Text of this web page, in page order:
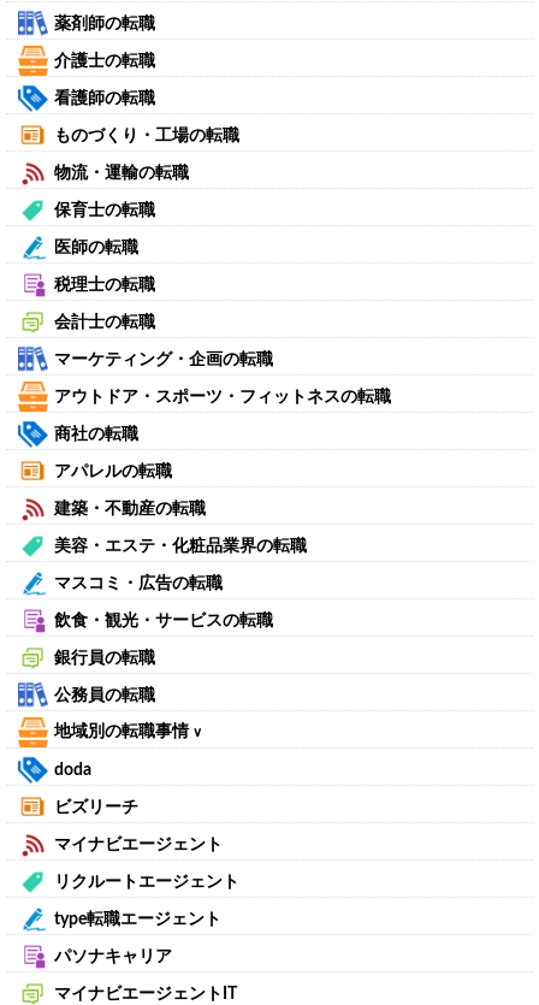
薬剤師の転職
介護士の転職
看護師の転職
ものづくり・工場の転職
物流・運輸の転職
保育士の転職
医師の転職
税理士の転職
会計士の転職
マーケティング・企画の転職
アウトドア・スポーツ・フィットネスの転職
商社の転職
アパレルの転職
建築・不動産の転職
美容・エステ・化粧品業界の転職
マスコミ・広告の転職
飲食・観光・サービスの転職
銀行員の転職
公務員の転職
地域別の転職事情 ∨
doda
ビズリーチ
マイナビエージェント
リクルートエージェント
type転職エージェント
パソナキャリア
マイナビエージェントIT